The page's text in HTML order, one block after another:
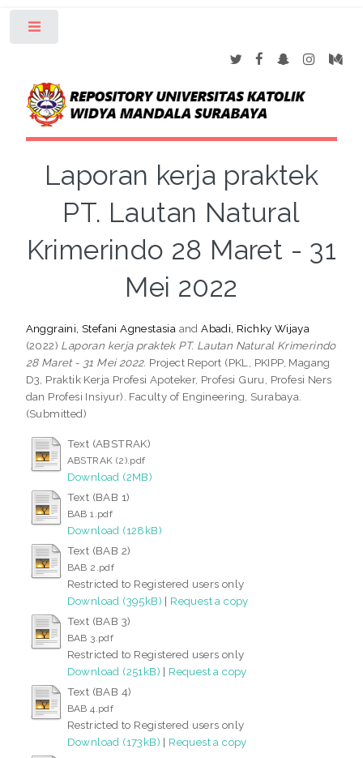
Laporan kerja praktek
PT. Lautan Natural
Krimerindo 28 Maret - 31
Mei 2022
Anggraini, Stefani Agnestasia andAbadi, Richky Wijaya
(2022) Laporan kerja praktek PT. Lautan Natural Krimerindo
28 Maret - 31 Mei 2022. Project Report (PKL, PKIPP, Magang
D3, Praktik Kerja Profesi Apoteker, Profesi Guru, Profesi Ners
dan Profesi Insiyur). Faculty of Engineering, Surabaya.
(Submitted)
Text (ABSTRAK)
ABSTRAK (2).pdf
Download (2MB)
Text (BAB 1)
BAB 1.pdf
Download (128kB)
Text (BAB 2)
BAB 2.pdf
Restricted to Registered users only
Download (395kB) | Request a copy
Text (BAB 3)
BAB 3.pdf
Restricted to Registered users only
Download (251kB) | Request a copy
Text (BAB 4)
BAB 4.pdf
Restricted to Registered users only
Download (173kB) | Request a copy